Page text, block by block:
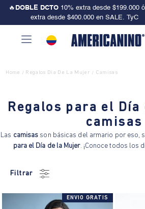
🔥 DOBLE DCTO 10% extra desde $199.000
extra desde $400.000 en SALE. TyC
Home / Regalos Dia De La Mujer / Camisas
Regalos para el Día
camisas
Las camisas son básicas del armario por eso,
para el Día de la Mujer. ¡Conoce todos los
Filtrar
ENVIO GRATIS